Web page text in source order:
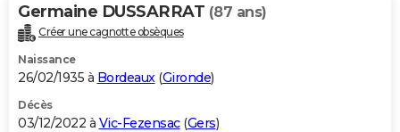
Germaine DUSSARRAT (87 ans)
Créer une cagnotte obsèques
Naissance
26/02/1935 à Bordeaux(Gironde)
Décès
03/12/2022 à Vic-Fezensac(Gers)